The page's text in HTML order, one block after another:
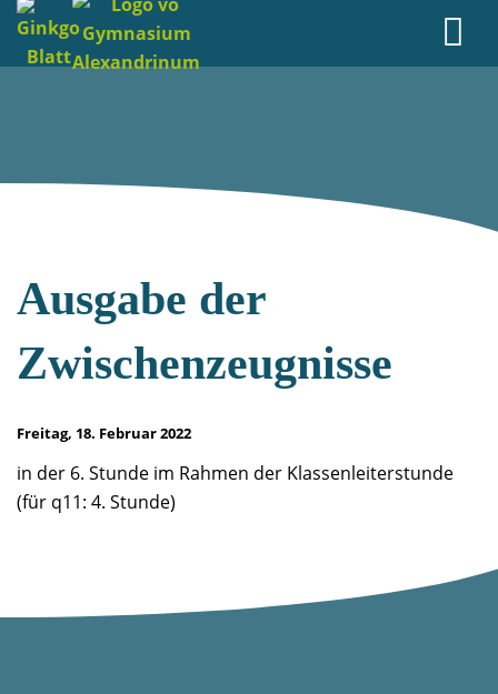
Ausgabe der
Zwischenzeugnisse
Freitag, 18. Februar 2022
in der 6. Stunde im Rahmen der Klassenleiterstunde
(für q11: 4. Stunde)